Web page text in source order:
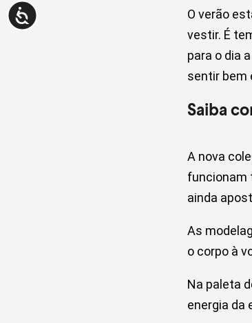
O verão
vestir. É
para o dia
sentir bem
Saiba
A nova
funcionam
ainda
As
o corpo à
Na paleta
energia da